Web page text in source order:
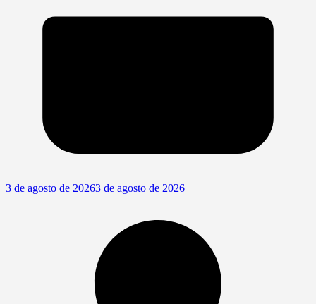
3 de agosto de 20263 de agosto de 2026